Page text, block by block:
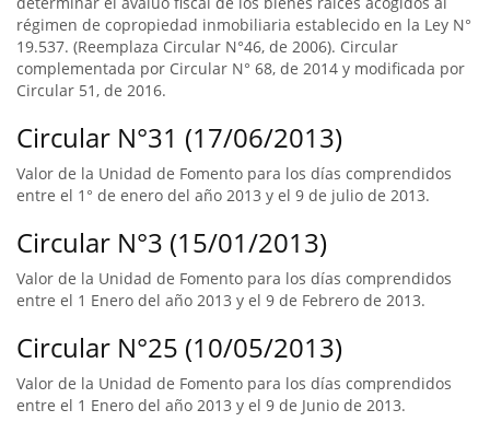
régimen de copropiedad inmobiliaria establecido en la Ley N°
19.537. (Reemplaza Circular N°46, de 2006). Circular
complementada por Circular N° 68, de 2014 y modificada por
Circular 51, de 2016.
Circular N°31 (17/06/2013)
Valor de la Unidad de Fomento para los días comprendidos
entre el 1° de enero del año 2013 y el 9 de julio de 2013.
Circular N°3 (15/01/2013)
Valor de la Unidad de Fomento para los días comprendidos
entre el 1 Enero del año 2013 y el 9 de Febrero de 2013.
Circular N°25 (10/05/2013)
Valor de la Unidad de Fomento para los días comprendidos
entre el 1 Enero del año 2013 y el 9 de Junio de 2013.